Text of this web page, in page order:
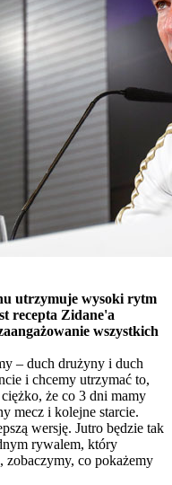
utrzymuje wysoki rytm
recepta Zidane'a
wszystkich
– duch drużyny i duch
i chcemy utrzymać to,
że co 3 dni mamy
mecz i kolejne starcie.
wersję. Jutro będzie tak
rywalem, który
zobaczymy, co pokażemy